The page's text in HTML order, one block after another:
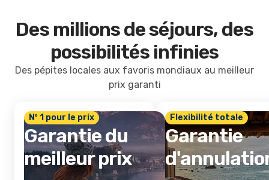
Des millions de séjours, des
possibilités infinies
Des pépites locales aux favoris mondiaux au meilleur
prix garanti
Nº 1 pour le prix
Garantie du
meilleur prix
Flexibilité totale
Garantie